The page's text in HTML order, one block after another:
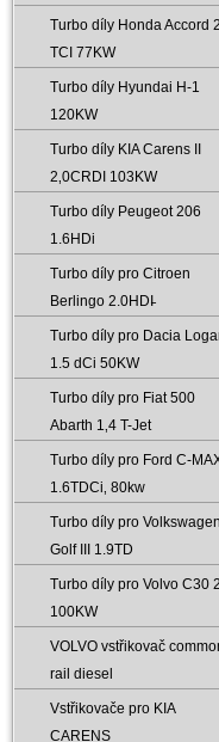
Turbo díly Honda Accord
TCI 77KW
Turbo díly Hyundai H-1
120KW
Turbo díly KIA Carens II
2‚0CRDI 103KW
Turbo díly Peugeot 206
1.6HDi
Turbo díly pro Citroen
Berlingo 2.0HDI̵
Turbo díly pro Dacia
1.5 dCi 50KW
Turbo díly pro Fiat 500
Abarth 1‚4 T-Jet
Turbo díly pro Ford C-
1.6TDCi‚ 80kw
Turbo díly pro Volkswagen
Golf III 1.9TD
Turbo díly pro Volvo C30
100KW
VOLVO vstřikovač
rail diesel
Vstřikovače pro KIA
CARENS